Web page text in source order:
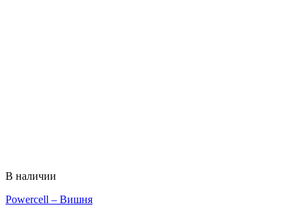
В наличии
Powercell – Вишня